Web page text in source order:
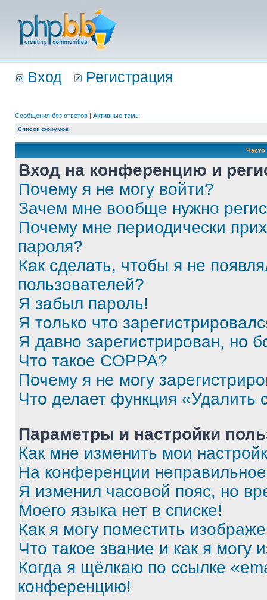
Вход Регистрация
Сообщения без ответов | Активные темы
Список форумов
Вход на конференцию и
Почему я не могу войти?
Зачем мне вообще нужно
Почему мне периодически
пароля?
Как сделать, чтобы я не
пользователей?
Я забыл пароль!
Я только что
Я давно зарегистрирован, но
Что такое COPPA?
Почему я не могу
Что делает функция «Удалить
Параметры и настройки
Как мне изменить мои
На конференции
Я изменил часовой пояс, но
Моего языка нет в списке!
Как я могу поместить
Что такое звание и как я могу
Когда я щёлкаю по ссылке
конференцию!